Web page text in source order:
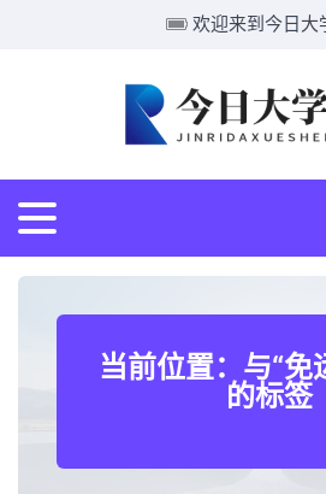
欢迎来到今日大
当前位置：与“免
的标签